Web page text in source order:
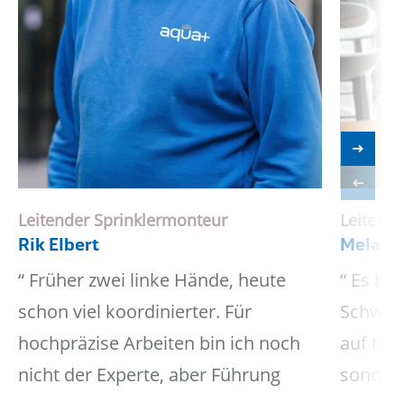
Leitender Sprinklermonteur
Rik Elbert
Früher zwei linke Hände, heute
schon viel koordinierter. Für
hochpräzise Arbeiten bin ich noch
nicht der Experte, aber Führung
Leiterin
Es
auf